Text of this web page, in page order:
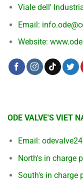
Viale dell'
Email:
Website:
ODE VALVE'S VIET
Email:
North's in charge
South's in charge